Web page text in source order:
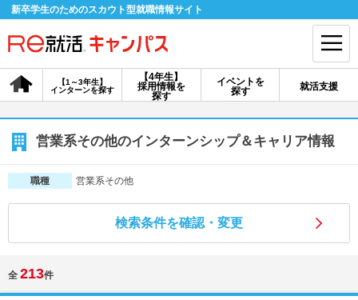
新卒学生のためのスカウト型就職情報サイト
【4年生】
採用情報を
探す
【1～3年生】
インターンを探す
イベントを
探す
就活支援
会員登録 ログイン
会員ID・パスワードを忘れた方はこちら
探す
【4年生】
【1～3年生】
イベントを探す スカウト お知らせ
営業系その他のインターンシップ＆キャリア情報
職種 営業系その他
検索条件を確認・変更
全 213件